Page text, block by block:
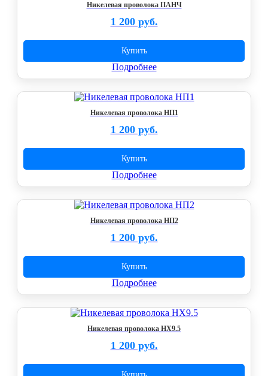
Никелевая проволока ПАНЧ
1 200 руб.
Купить
Подробнее
Никелевая проволока НП1
1 200 руб.
Купить
Подробнее
Никелевая проволока НП2
1 200 руб.
Купить
Подробнее
Никелевая проволока НХ9.5
1 200 руб.